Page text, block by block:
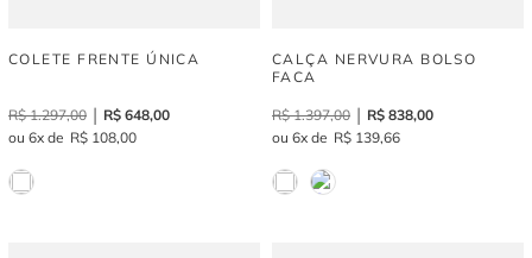
COLETE FRENTE ÚNICA
R$ 1.297,00 R$ 648,00
6
R$ 108,00
CALÇA NERVURA BOLSO
FACA
R$ 1.397,00 R$ 838,00
6
R$ 139,66